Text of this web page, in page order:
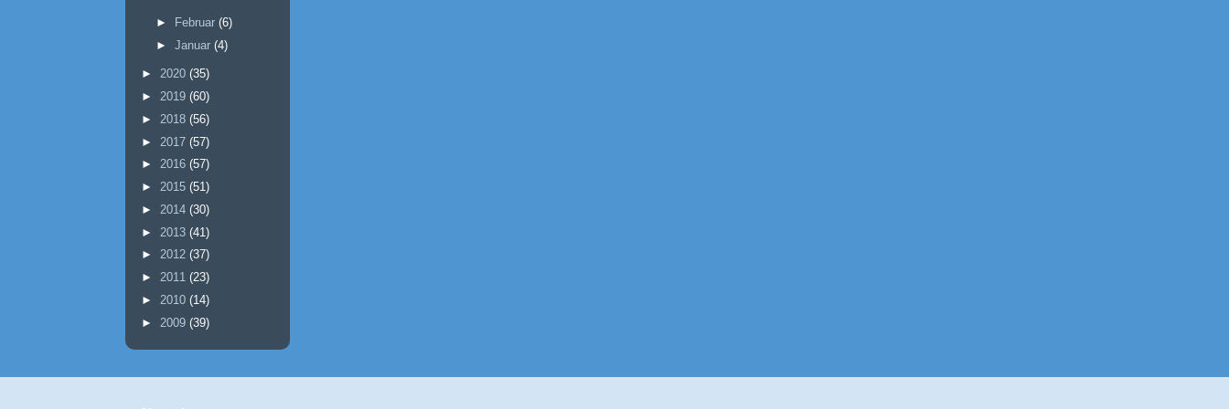
► Februar (6)
► Januar (4)
► 2020 (35)
► 2019 (60)
► 2018 (56)
► 2017 (57)
► 2016 (57)
► 2015 (51)
► 2014 (30)
► 2013 (41)
► 2012 (37)
► 2011 (23)
► 2010 (14)
► 2009 (39)